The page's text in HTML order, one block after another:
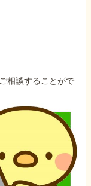
相談することがで